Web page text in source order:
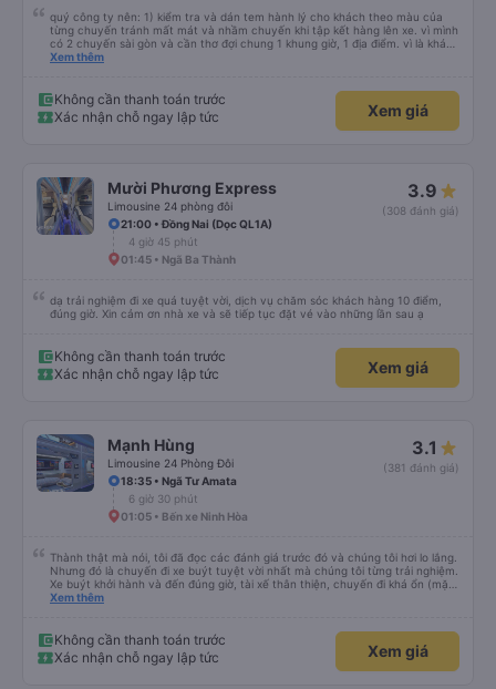
quý công ty nên: 1) kiểm tra và dán tem hành lý cho khách theo màu của
từng chuyến tránh mất mát và nhầm chuyến khi tập kết hàng lên xe. vì mình
có 2 chuyến sài gòn và cần thơ đợi chung 1 khung giờ, 1 địa điểm. vì là khách
thân thiết của quý công ty nên rất hài lòng và tin tưởng. tuy nhiên rất mong
thì chắc chắn quy công ty là nhà xe được yêu thích và lựa chọn số 1 quy
nhơn. rất cảm ơn quý anh chị em cty cũng như chị Thảo đã lắng nghe và
tiếp nhận. " khách hàng thân thiết nhiều năm của nhà xe từ thời sinh viên"
Xem thêm
Không cần thanh toán trước
Xác nhận chỗ ngay lập tức
Xem giá
Mười Phương Express
Limousine 24 phòng đôi
3.9
(308 đánh giá)
21:00 • Đồng Nai (Dọc QL1A)
4 giờ 45 phút
01:45 • Ngã Ba Thành
dạ trải nghiệm đi xe quá tuyệt vời, dịch vụ chăm sóc khách hàng 10 điểm,
đúng giờ. Xin cảm ơn nhà xe và sẽ tiếp tục đặt vé vào những lần sau ạ
Không cần thanh toán trước
Xác nhận chỗ ngay lập tức
Xem giá
Mạnh Hùng
Limousine 24 Phòng Đôi
3.1
(381 đánh giá)
18:35 • Ngã Tư Amata
6 giờ 30 phút
01:05 • Bến xe Ninh Hòa
Thành thật mà nói, tôi đã đọc các đánh giá trước đó và chúng tôi hơi lo lắng.
Nhưng đó là chuyến đi xe buýt tuyệt vời nhất mà chúng tôi từng trải nghiệm.
Xe buýt khởi hành và đến đúng giờ, tài xế thân thiện, chuyến đi khá ổn (mặc
dù vẫn hơi xóc, nhưng đó là đặc trưng của Việt Nam ^^), và chỗ ngồi thoải
Xem thêm
Không cần thanh toán trước
Xác nhận chỗ ngay lập tức
Xem giá